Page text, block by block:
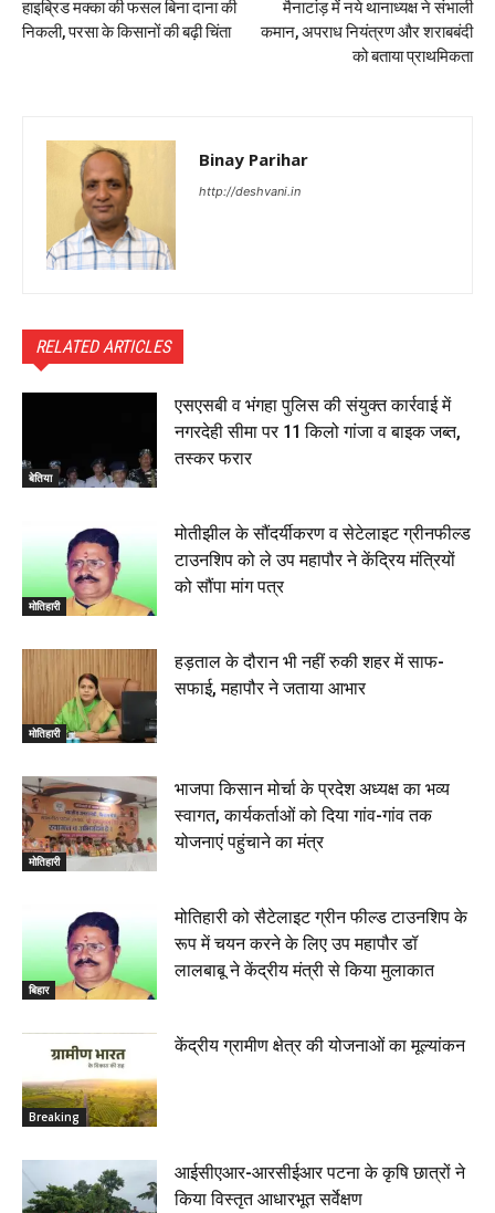
हाइब्रिड मक्का की फसल बिना दाना की
निकली, परसा के किसानों की बढ़ी चिंता
मैनाटांड़ में नये थानाध्यक्ष ने संभाली
कमान, अपराध नियंत्रण और शराबबंदी
को बताया प्राथमिकता
Binay Parihar
http://deshvani.in
RELATED ARTICLES
बेतिया
एसएसबी व भंगहा पुलिस की संयुक्त कार्रवाई में
नगरदेही सीमा पर 11 किलो गांजा व बाइक जब्त,
तस्कर फरार
मोतिहारी
मोतीझील के सौंदर्यीकरण व सेटेलाइट ग्रीनफील्ड
टाउनशिप को ले उप महापौर ने केंद्रिय मंत्रियों
को सौंपा मांग पत्र
मोतिहारी
हड़ताल के दौरान भी नहीं रुकी शहर में साफ-
सफाई, महापौर ने जताया आभार
मोतिहारी
भाजपा किसान मोर्चा के प्रदेश अध्यक्ष का भव्य
स्वागत, कार्यकर्ताओं को दिया गांव-गांव तक
योजनाएं पहुंचाने का मंत्र
बिहार
मोतिहारी को सैटेलाइट ग्रीन फील्ड टाउनशिप के
रूप में चयन करने के लिए उप महापौर डॉ
लालबाबू ने केंद्रीय मंत्री से किया मुलाकात
Breaking
केंद्रीय ग्रामीण क्षेत्र की योजनाओं का मूल्यांकन
आईसीएआर-आरसीईआर पटना के कृषि छात्रों ने
किया विस्तृत आधारभूत सर्वेक्षण